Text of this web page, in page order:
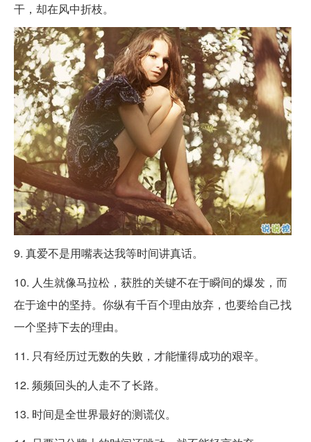
干，却在风中折枝。
9. 真爱不是用嘴表达我等时间讲真话。
10. 人生就像马拉松，获胜的关键不在于瞬间的爆发，而
在于途中的坚持。你纵有千百个理由放弃，也要给自己找
一个坚持下去的理由。
11. 只有经历过无数的失败，才能懂得成功的艰辛。
12. 频频回头的人走不了长路。
13. 时间是全世界最好的测谎仪。